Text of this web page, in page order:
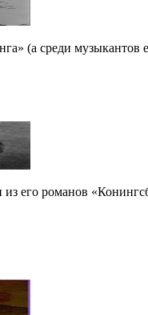
(а среди
его романов